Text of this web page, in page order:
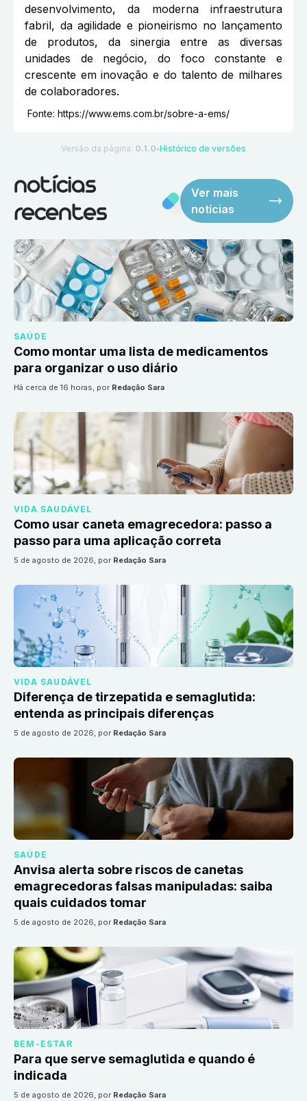
desenvolvimento, da moderna infraestrutura
fabril, da agilidade e pioneirismo no lançamento
de produtos, da sinergia entre as diversas
unidades de negócio, do foco constante e
crescente em inovação e do talento de milhares
de colaboradores.
Fonte: https://www.ems.com.br/sobre-a-ems/
Versão da página: 0.1.0 ●Histórico de versões
notícias
recentes
Ver mais
notícias
SAÚDE
Como montar uma lista de medicamentos
para organizar o uso diário
há cerca de 16 horas, por Redação Sara
VIDA SAUDÁVEL
Como usar caneta emagrecedora: passo a
passo para uma aplicação correta
5 de agosto de 2026, por Redação Sara
VIDA SAUDÁVEL
Diferença de tirzepatida e semaglutida:
entenda as principais diferenças
5 de agosto de 2026, por Redação Sara
SAÚDE
Anvisa alerta sobre riscos de canetas
emagrecedoras falsas manipuladas: saiba
quais cuidados tomar
5 de agosto de 2026, por Redação Sara
BEM-ESTAR
Para que serve semaglutida e quando é
indicada
5 de agosto de 2026, por Redação Sara